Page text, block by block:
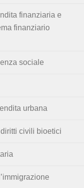
finanziaria e
finanziario
sociale
urbana
civili bioetici